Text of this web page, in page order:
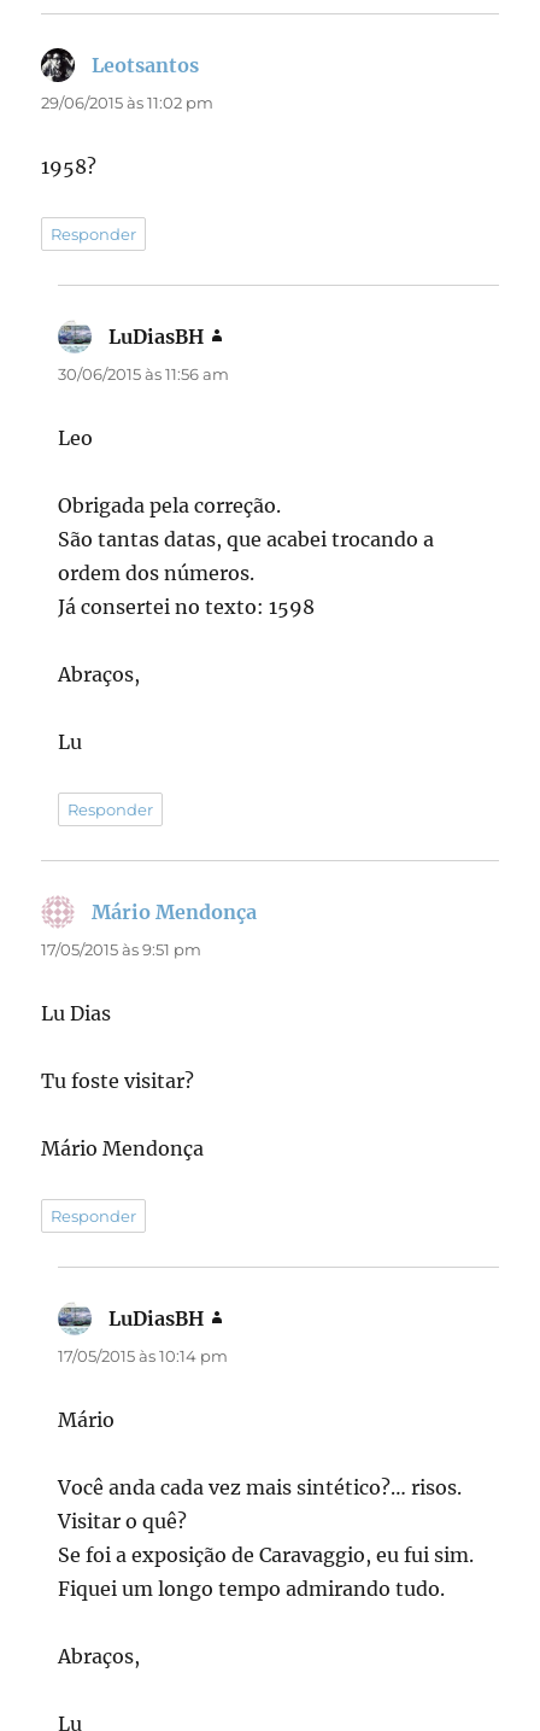
Leotsantos
29/06/2015 às 11:02 pm
1958?
Responder
LuDiasBH
30/06/2015 às 11:56 am
Leo
Obrigada pela correção.
São tantas datas, que acabei trocando a
ordem dos números.
Já consertei no texto: 1598
Abraços,
Lu
Responder
Mário Mendonça
17/05/2015 às 9:51 pm
Lu Dias
Tu foste visitar?
Mário Mendonça
Responder
LuDiasBH
17/05/2015 às 10:14 pm
Mário
Você anda cada vez mais sintético?… risos.
Visitar o quê?
Se foi a exposição de Caravaggio, eu fui sim.
Fiquei um longo tempo admirando tudo.
Abraços,
Lu